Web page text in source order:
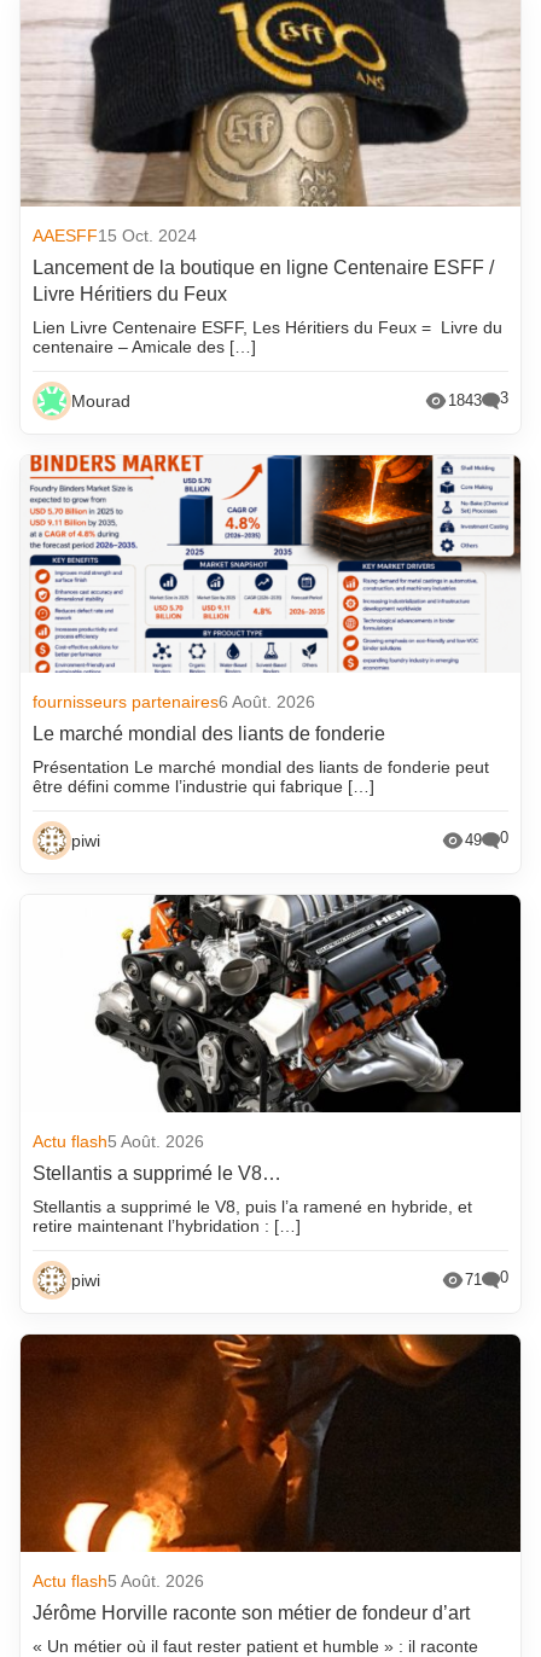
AAESFF15 Oct. 2024
Lancement de la boutique en ligne Centenaire ESFF /
Livre Héritiers du Feux
Lien Livre Centenaire ESFF, Les Héritiers du Feux = Livre du
centenaire – Amicale des […]
Mourad 1843 3
fournisseurs partenaires6 Août. 2026
Le marché mondial des liants de fonderie
Présentation Le marché mondial des liants de fonderie peut
être défini comme l’industrie qui fabrique […]
piwi 49 0
Actu flash5 Août. 2026
Stellantis a supprimé le V8…
Stellantis a supprimé le V8, puis l’a ramené en hybride, et
retire maintenant l’hybridation : […]
piwi 71 0
Actu flash5 Août. 2026
Jérôme Horville raconte son métier de fondeur d’art
« Un métier où il faut rester patient et humble » : il raconte